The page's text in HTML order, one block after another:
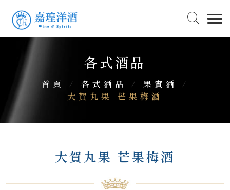
各式酒品
首頁 / 各式酒品 / 果實酒
/
大賀丸果 芒果梅酒
大賀丸果 芒果梅酒